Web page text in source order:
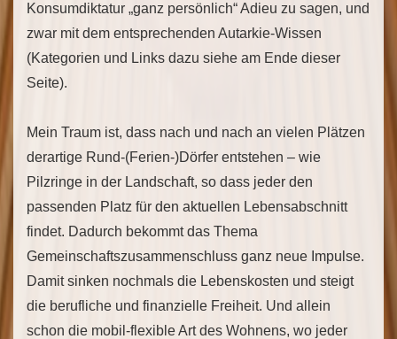
Konsumdiktatur „ganz persönlich“ Adieu zu sagen, und
zwar mit dem entsprechenden Autarkie-Wissen
(Kategorien und Links dazu siehe am Ende dieser
Seite).
Mein Traum ist, dass nach und nach an vielen Plätzen
derartige Rund-(Ferien-)Dörfer entstehen – wie
Pilzringe in der Landschaft, so dass jeder den
passenden Platz für den aktuellen Lebensabschnitt
findet. Dadurch bekommt das Thema
Gemeinschaftszusammenschluss ganz neue Impulse.
Damit sinken nochmals die Lebenskosten und steigt
die berufliche und finanzielle Freiheit. Und allein
schon die mobil-flexible Art des Wohnens, wo jeder